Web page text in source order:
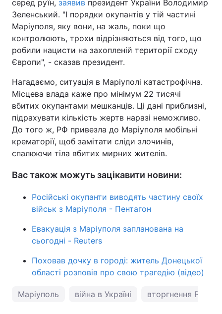
серед руїн, заявив президент України Володимир
Зеленський. "І порядки окупантів у тій частині
Маріуполя, яку вони, на жаль, поки що
контролюють, трохи відрізняються від того, що
робили нацисти на захопленій території сходу
Європи", - сказав президент.
Нагадаємо, ситуація в Маріуполі катастрофічна.
Місцева влада каже про мінімум 22 тисячі
вбитих окупантами мешканців. Ці дані приблизні,
підрахувати кількість жертв наразі неможливо.
До того ж, РФ привезла до Маріуполя мобільні
крематорії, щоб замітати сліди злочинів,
спалюючи тіла вбитих мирних жителів.
Вас також можуть зацікавити новини:
Російські окупанти виводять частину своїх
військ з Маріуполя - Пентагон
Евакуація з Маріуполя запланована на
сьогодні - Reuters
Поховав дочку в городі: житель Донецької
області розповів про свою трагедію (відео)
Маріуполь війна в Україні вторгнення Росії